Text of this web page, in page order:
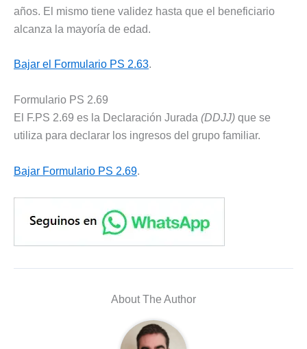
años. El mismo tiene validez hasta que el beneficiario
alcanza la mayoría de edad.
Bajar el Formulario PS 2.63.
Formulario PS 2.69
El F.PS 2.69 es la Declaración Jurada (DDJJ) que se
utiliza para declarar los ingresos del grupo familiar.
Bajar Formulario PS 2.69.
About The Author